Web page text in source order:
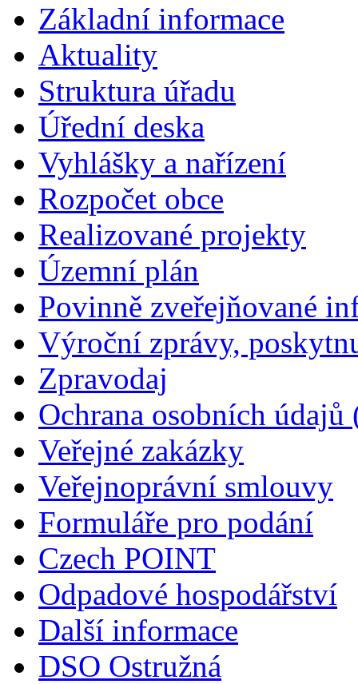
Základní informace
Aktuality
Struktura úřadu
Úřední deska
Vyhlášky a nařízení
Rozpočet obce
Realizované projekty
Územní plán
Povinně zveřejňované
Výroční zprávy,
Zpravodaj
Ochrana osobních údajů
Veřejné zakázky
Veřejnoprávní smlouvy
Formuláře pro podání
Czech POINT
Odpadové hospodářství
Další informace
DSO Ostružná